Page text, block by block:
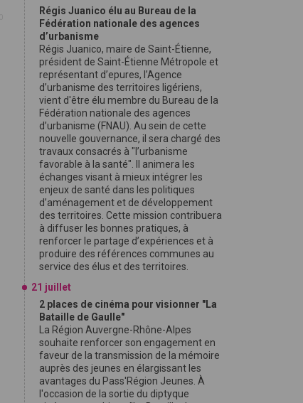
Régis Juanico élu au Bureau de la
Fédération nationale des agences
d’urbanisme
Régis Juanico, maire de Saint-Étienne,
président de Saint-Étienne Métropole et
représentant d’epures, l’Agence
d’urbanisme des territoires ligériens,
vient d'être élu membre du Bureau de la
Fédération nationale des agences
d’urbanisme (FNAU). Au sein de cette
nouvelle gouvernance, il sera chargé des
travaux consacrés à "l’urbanisme
favorable à la santé". Il animera les
échanges visant à mieux intégrer les
enjeux de santé dans les politiques
d’aménagement et de développement
des territoires. Cette mission contribuera
à diffuser les bonnes pratiques, à
renforcer le partage d’expériences et à
produire des références communes au
service des élus et des territoires.
21 juillet
2 places de cinéma pour visionner "La
Bataille de Gaulle"
La Région Auvergne-Rhône-Alpes
souhaite renforcer son engagement en
faveur de la transmission de la mémoire
auprès des jeunes en élargissant les
avantages du Pass'Région Jeunes. À
l'occasion de la sortie du diptyque